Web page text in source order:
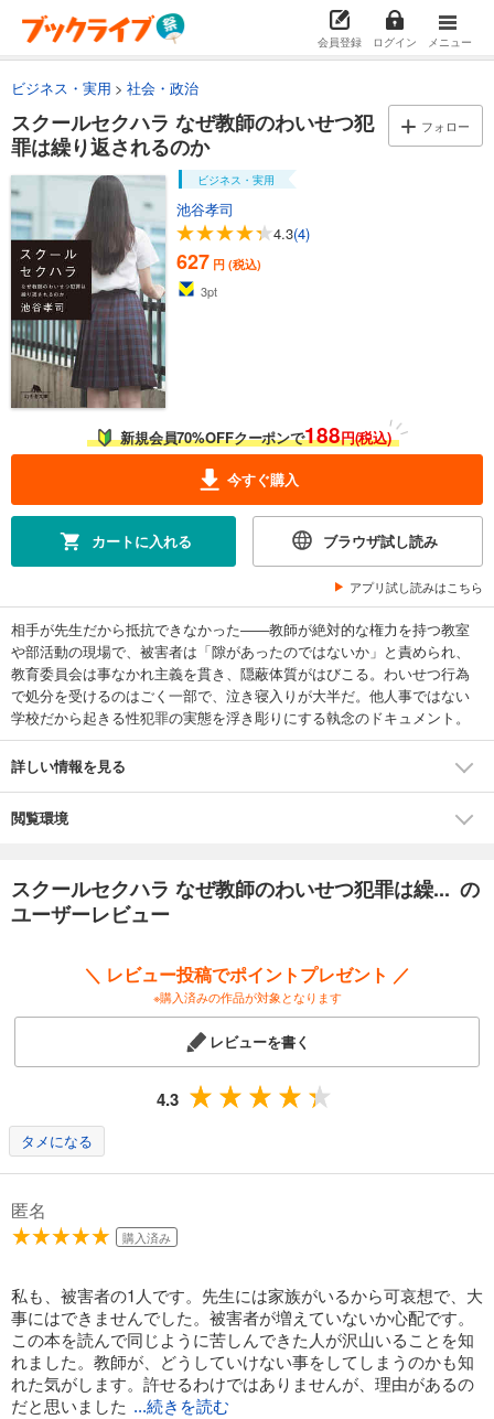
会員登録 ログイン メニュー
ビジネス・実用 社会・政治
スクールセクハラ なぜ教師のわいせつ犯
罪は繰り返されるのか
フォロー
ビジネス・実用
池谷孝司
4.3(4)
627 円 (税込)
3pt
新規会員70%OFFクーポンで188円(税込)
今すぐ購入
カートに入れる ブラウザ試し読み
アプリ試し読みはこちら
相手が先生だから抵抗できなかった――教師が絶対的な権力を持つ教室
や部活動の現場で、被害者は「隙があったのではないか」と責められ、
教育委員会は事なかれ主義を貫き、隠蔽体質がはびこる。わいせつ行為
で処分を受けるのはごく一部で、泣き寝入りが大半だ。他人事ではない
学校だから起きる性犯罪の実態を浮き彫りにする執念のドキュメント。
詳しい情報を見る
閲覧環境
スクールセクハラ なぜ教師のわいせつ犯罪は繰... の
ユーザーレビュー
＼ レビュー投稿でポイントプレゼント ／
※購入済みの作品が対象となります
レビューを書く
4.3
タメになる
匿名
購入済み
私も、被害者の1人です。先生には家族がいるから可哀想で、大
事にはできませんでした。被害者が増えていないか心配です。
この本を読んで同じように苦しんできた人が沢山いることを知
れました。教師が、どうしていけない事をしてしまうのかも知
れた気がします。許せるわけではありませんが、理由があるの
だと思いました ...続きを読む